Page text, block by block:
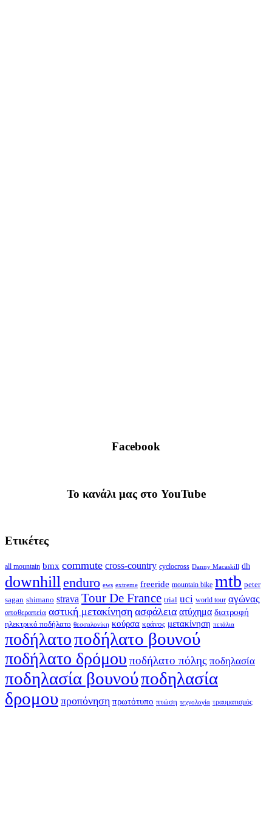
Facebook
To κανάλι μας στο YouTube
Ετικέτες
all mountain bmx commute cross-country cyclocross Danny Macaskill dh
downhillenduro ews extreme freeride mountain bike mtb peter
sagan shimano strava Tour De France trial uci world tour αγώνας
αποθεραπεία αστική μετακίνηση ασφάλεια ατύχημα διατροφή
ηλεκτρικό ποδήλατο θεσσαλονίκη κούρσα κράνος μετακίνηση πετάλια
ποδήλατοποδήλατο βουνού
ποδήλατο δρόμου ποδήλατο πόλης ποδηλασία
ποδηλασία βουνούποδηλασία
δρομου προπόνηση πρωτότυπο πτώση τεχνολογία τραυματισμός